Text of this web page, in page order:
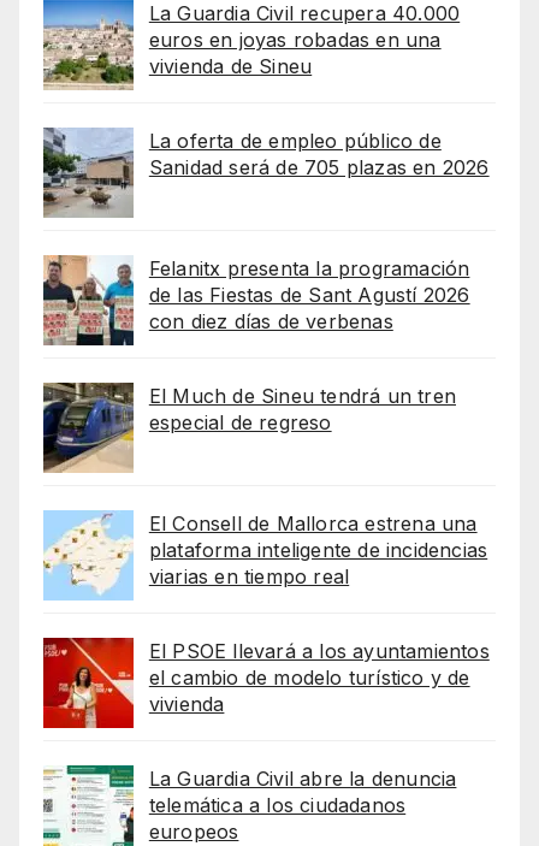
La Guardia Civil recupera 40.000
euros en joyas robadas en una
vivienda de Sineu
La oferta de empleo público de
Sanidad será de 705 plazas en 2026
Felanitx presenta la programación
de las Fiestas de Sant Agustí 2026
con diez días de verbenas
El Much de Sineu tendrá un tren
especial de regreso
El Consell de Mallorca estrena una
plataforma inteligente de incidencias
viarias en tiempo real
El PSOE llevará a los ayuntamientos
el cambio de modelo turístico y de
vivienda
La Guardia Civil abre la denuncia
telemática a los ciudadanos
europeos